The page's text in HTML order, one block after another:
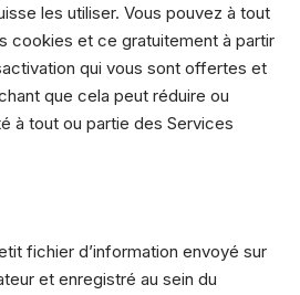
les utiliser. Vous pouvez à tout
cookies et ce gratuitement à partir
qui vous sont offertes et
que cela peut réduire ou
à tout ou partie des Services
fichier d’information envoyé sur
et enregistré au sein du